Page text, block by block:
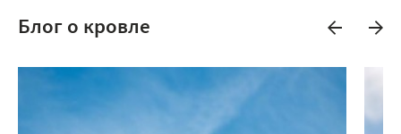
Блог о кровле